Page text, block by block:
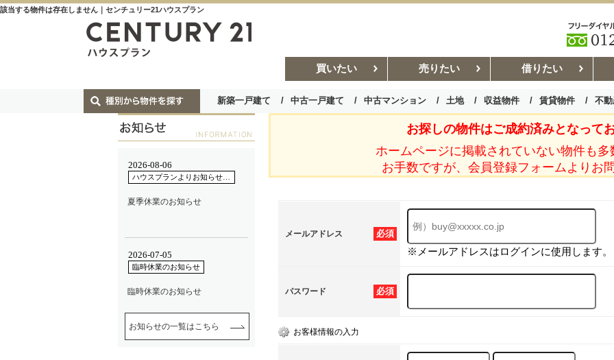
該当する物件は存在しません｜センチュリー21ハウスプラン
買いたい 売りたい 借りたい
新築一戸建て 中古一戸建て 中古マンション 土地 収益物件 賃貸物件 不
お部屋探しコラム 賃貸管理コ
お探しの物件はご成約済みとなってお
ホームページに掲載されていない物件も多
お手数ですが、会員登録フォームよりお
必須
メールアドレス
※メールアドレスはログインに使用します。
必須
パスワード
お客様情報の入力
お知らせの一覧はこちら